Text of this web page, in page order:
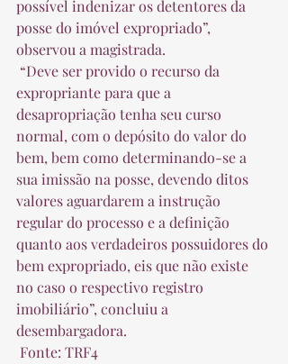
possível indenizar os detentores da
posse do imóvel expropriado”,
observou a magistrada.
expropriante para que a
desapropriação tenha seu curso
normal, com o depósito do valor do
bem, bem como determinando-se a
sua imissão na posse, devendo ditos
valores aguardarem a instrução
regular do processo e a definição
quanto aos verdadeiros possuidores do
bem expropriado, eis que não existe
no caso o respectivo registro
imobiliário”, concluiu a
desembargadora.
Fonte: TRF4